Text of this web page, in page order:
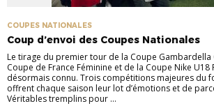
COUPES NATIONALES
Coup d’envoi des Coupes Nationales
Le tirage du premier tour de la Coupe Gambardella
Coupe de France Féminine et de la Coupe Nike U18
désormais connu. Trois compétitions majeures du
offrent chaque saison leur lot d’émotions et de
Véritables tremplins pour ...